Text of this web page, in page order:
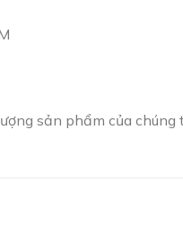
sản phẩm của chúng